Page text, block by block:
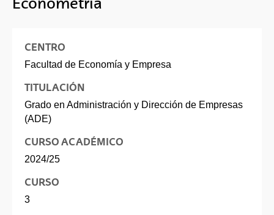
CENTRO
Facultad de Economía y Empresa
TITULACIÓN
Grado en Administración y Dirección de Empresas
(ADE)
CURSO ACADÉMICO
2024/25
CURSO
3